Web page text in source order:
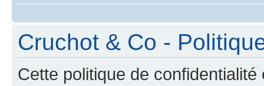
Cruchot & Co -
Cette politique de